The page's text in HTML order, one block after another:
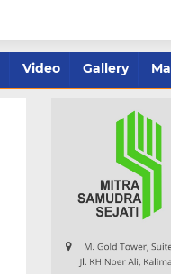
Video Gallery